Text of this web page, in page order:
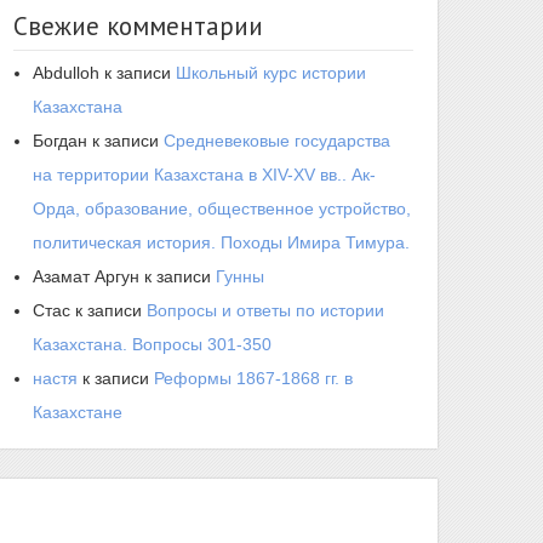
Свежие комментарии
Abdulloh к записи Школьный курс истории
Казахстана
Богдан к записи Средневековые государства
на территории Казахстана в XIV-XV вв.. Ак-
Орда, образование, общественное устройство,
политическая история. Походы Имира Тимура.
Азамат Аргун к записи Гунны
Стас к записи Вопросы и ответы по истории
Казахстана. Вопросы 301-350
настя к записи Реформы 1867-1868 гг. в
Казахстане